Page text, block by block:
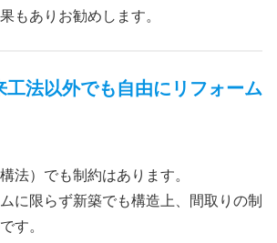
もありお勧めします。
工法以外でも自由にリフォーム
法）でも制約はあります。
に限らず新築でも構造上、間取りの制
す。